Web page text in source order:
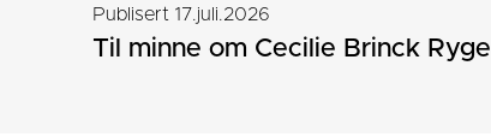
Publisert 17.juli.2026
Til minne om Cecilie Brinck Rygel